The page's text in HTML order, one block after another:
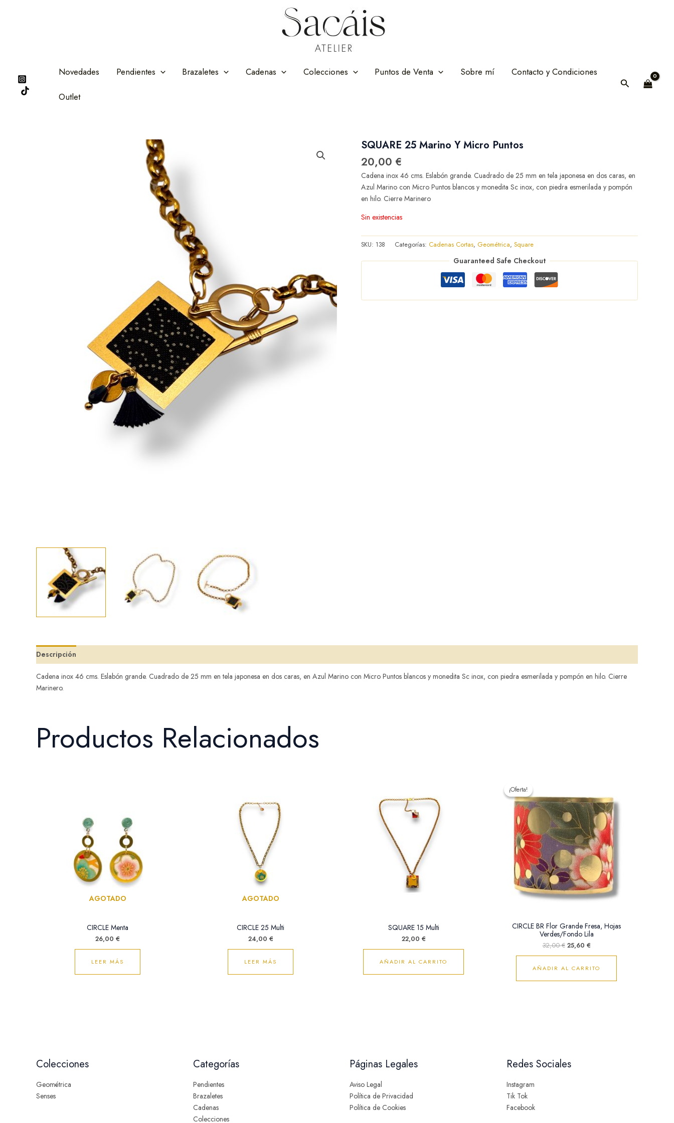
Novedades Pendientes Brazaletes Cadenas Colecciones Puntos de Venta Sobre mí Contacto y Condiciones
Outlet
Buscar
SQUARE 25 Marino Y Micro Puntos
20,00 €
Cadena inox 46 cms. Eslabón grande. Cuadrado de 25 mm en tela japonesa en dos caras, en
Azul Marino con Micro Puntos blancos y monedita Sc inox, con piedra esmerilada y pompón
en hilo. Cierre Marinero
Sin existencias
SKU: 138 Categorías: Cadenas Cortas, Geométrica, Square
Guaranteed Safe Checkout
Descripción
Cadena inox 46 cms. Eslabón grande. Cuadrado de 25 mm en tela japonesa en dos caras, en Azul Marino con Micro Puntos blancos y monedita Sc inox, con piedra esmerilada y pompón en hilo. Cierre
Marinero.
Productos Relacionados
AGOTADO
CIRCLE Menta
26,00 €
LEER MÁS
AGOTADO
CIRCLE 25 Multi
24,00 €
LEER MÁS
SQUARE 15 Multi
22,00 €
AÑADIR AL CARRITO
¡Oferta!
¡Oferta!
CIRCLE BR Flor Grande Fresa, Hojas
Verdes/Fondo Lila
32,00€
era:
32,00 €.
25,60 €
es:
25,60 €.
AÑADIR AL CARRITO
Colecciones
Geométrica
Senses
Categorías
Pendientes
Brazaletes
Cadenas
Colecciones
Páginas Legales
Aviso Legal
Política de Privacidad
Política de Cookies
Redes Sociales
Instagram
Tik Tok
Facebook